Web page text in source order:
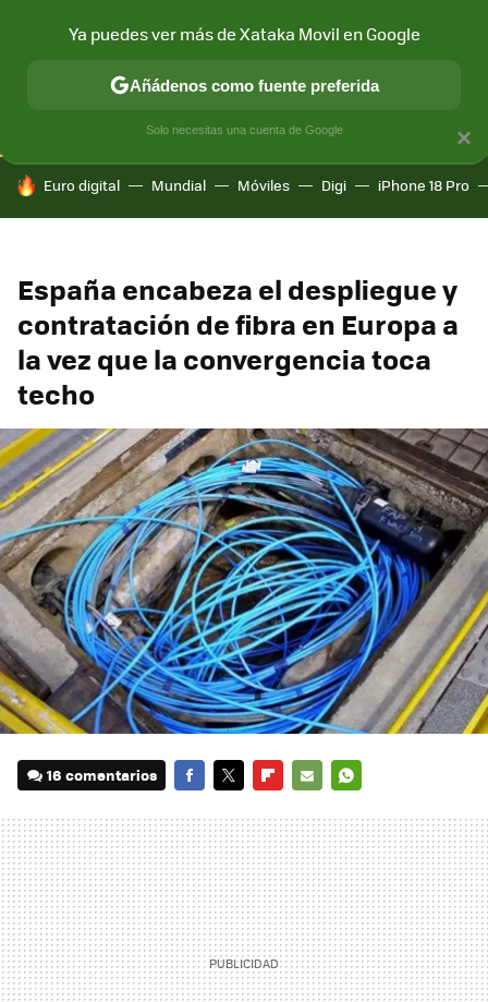
CONECTIVIDAD MÓVIL Y SOCIEDAD APLICACIONES
HOY SE HABLA DE
Euro digital Mundial Móviles Digi iPhone 18 Pro
España encabeza el despliegue y
contratación de fibra en Europa a
la vez que la convergencia toca
techo
16 comentarios
MAIL
×
Ya puedes ver más de Xataka Movil en Google
Añádenos como fuente preferida
Solo necesitas una cuenta de Google